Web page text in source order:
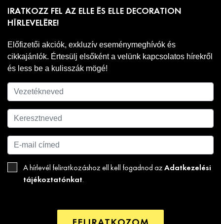
IRATKOZZ FEL AZ ELLE ÉS ELLE DECORATION
HÍRLEVELÉRE!
Előfizetői akciók, exkluzív eseménymeghívók és
cikkajánlók. Értesülj elsőként a velünk kapcsolatos hírekről
és less be a kulisszák mögé!
A hírlevél feliratkozáshoz ell kell fogadnod az Adatkezelési
tájékoztatónkat.